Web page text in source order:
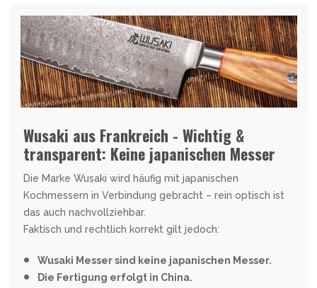
Wusaki aus Frankreich - Wichtig &
transparent: Keine japanischen Messer
Die Marke Wusaki wird häufig mit japanischen
Kochmessern in Verbindung gebracht – rein optisch ist
das auch nachvollziehbar.
Faktisch und rechtlich korrekt gilt jedoch:
Wusaki Messer sind keine japanischen Messer.
Die Fertigung erfolgt in China.